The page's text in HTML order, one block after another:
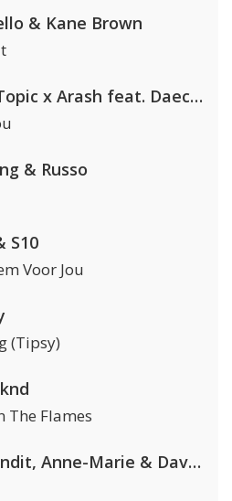
& Kane Brown
Hugel x Topic x Arash feat. Daecolm
& Russo
S10
Voor Jou
(Tipsy)
The Flames
Clean Bandit, Anne-Marie & David Guetta